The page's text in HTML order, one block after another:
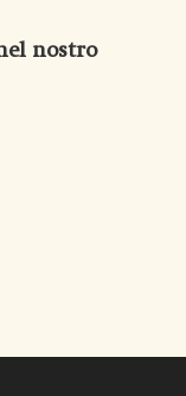
nostro